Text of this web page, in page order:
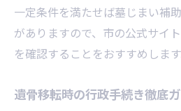
一定条件を満たせば墓じまい補
がありますので、市の公式サイ
を確認することをおすすめします
遺骨移転時の行政手続き徹底